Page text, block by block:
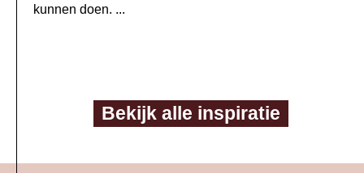
kunnen doen. ...
Bekijk alle inspiratie